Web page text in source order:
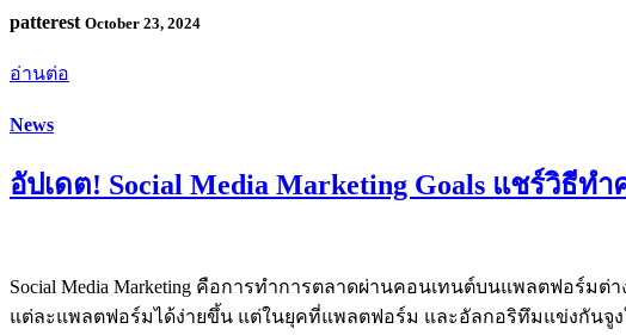
patterest October 23, 2024
อ่านต่อ
News
อัปเดต! Social Media Marketing Goals แชร์วิธี
Social Media Marketing คือการทำการตลาดผ่านคอนเทนต์บนแพลตฟอร์มต่า
แต่ละแพลตฟอร์มได้ง่ายขึ้น แต่ในยุคที่แพลตฟอร์ม และอัลกอริทึมแข่งกันจูงใ